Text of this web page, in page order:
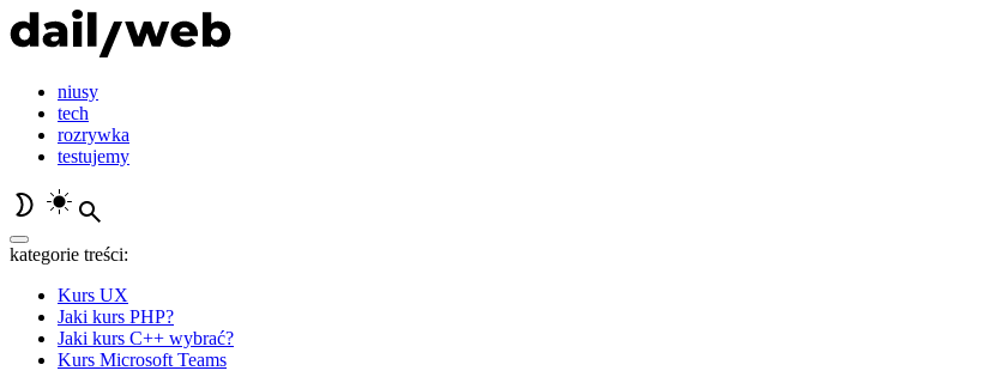
niusy
tech
rozrywka
testujemy
kategorie treści:
Kurs UX
Jaki kurs PHP?
Jaki kurs C++ wybrać?
Kurs Microsoft Teams